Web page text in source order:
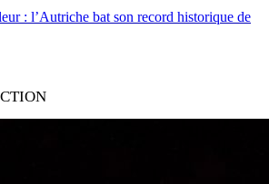
: l’Autriche bat son record historique de